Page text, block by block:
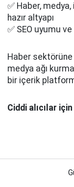
✅ Haber,
hazır altyapı
✅ SEO uyumu
Haber sektörüne
medya ağı
bir içerik
Ciddi alıcılar